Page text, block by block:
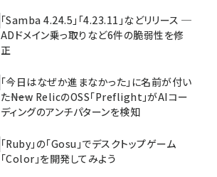
「Samba 4.24.5」「4.23.11」などリリース ─
ADドメイン乗っ取りなど6件の脆弱性を修
正
「今日はなぜか進まなかった」に名前が付い
た――New RelicのOSS「Preflight」がAIコー
ディングのアンチパターンを検知
「Ruby」の「Gosu」でデスクトップゲーム
「Color」を開発してみよう